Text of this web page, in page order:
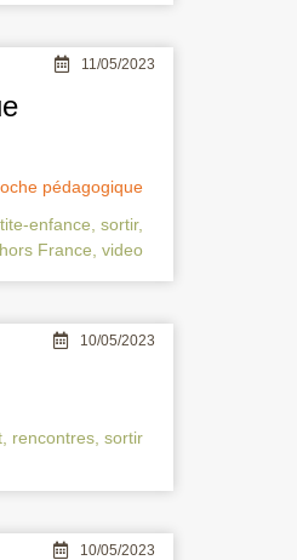
11/05/2023
pédagogique
enfance sortir,
France video
10/05/2023
, rencontres, sortir
10/05/2023